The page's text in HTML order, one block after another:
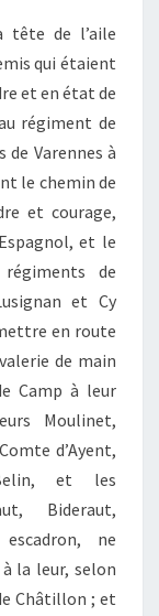
tête de l’aile
qui étaient
et en état de
régiment de
de Varennes à
le chemin de
et courage,
et le
de
et Cy
en route
de main
Camp à leur
Moulinet,
d’Ayent,
et les
Bideraut,
ne
la leur, selon
Châtillon ; et